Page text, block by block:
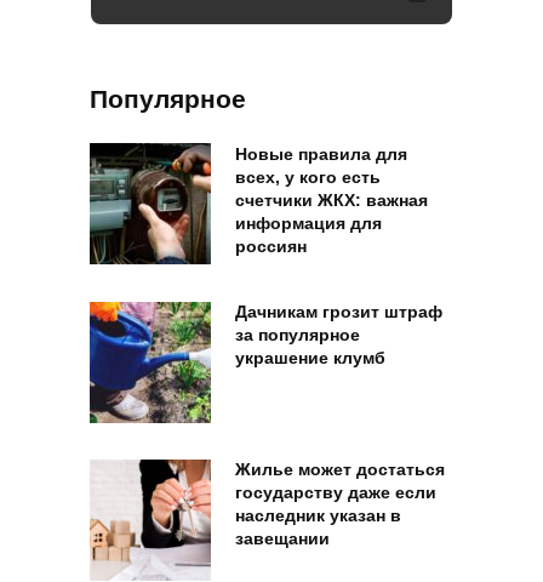
Популярное
Новые правила для
всех, у кого есть
счетчики ЖКХ: важная
информация для
россиян
Дачникам грозит штраф
за популярное
украшение клумб
Жилье может достаться
государству даже если
наследник указан в
завещании